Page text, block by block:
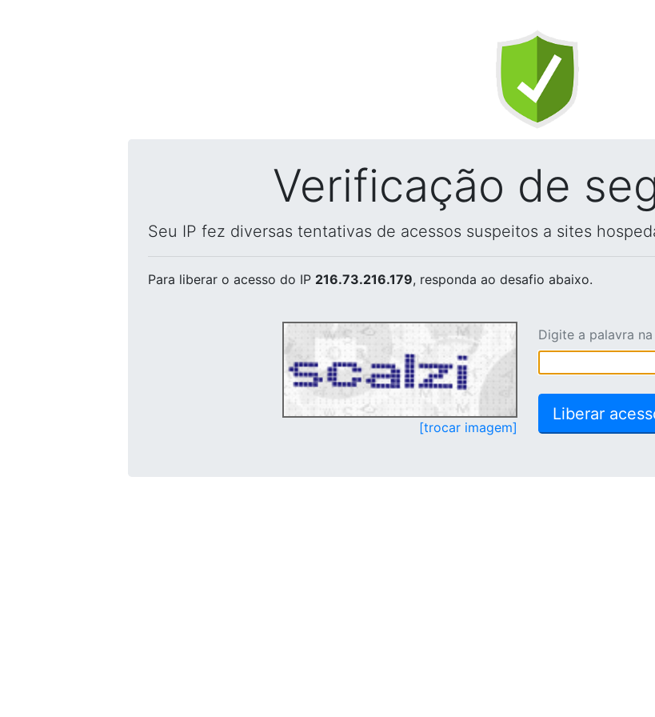
Verificação de
Seu IP fez diversas tentativas de acessos suspeitos a sites
Para liberar o acesso do IP 216.73.216.179, responda ao desafio abaixo.
[trocar imagem]
Digite a palavra